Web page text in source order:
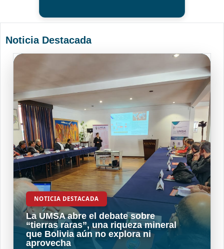
Noticia Destacada
NOTICIA DESTACADA
La UMSA abre el debate sobre
“tierras raras”, una riqueza mineral
que Bolivia aún no explora ni
aprovecha